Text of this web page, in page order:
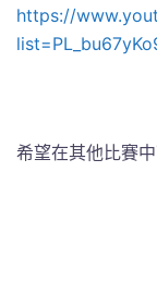
https://
希望在其他比賽